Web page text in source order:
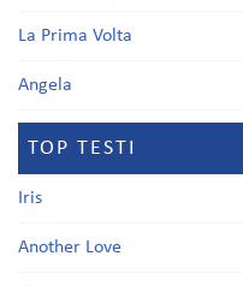
La Prima Volta
Angela
TOP TESTI
Iris
Another Love